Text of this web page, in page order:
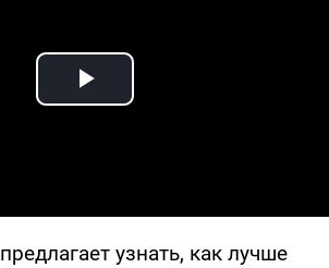
Play Video
предлагает узнать, как лучше